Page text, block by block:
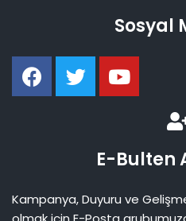
Sosyal
E-Bulten
Kampanya, Duyuru ve